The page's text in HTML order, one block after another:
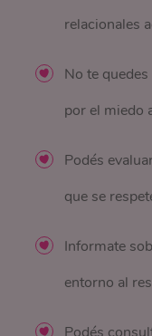
relacionales
No te
por el miedo
Podés
que se
Informate
entorno al